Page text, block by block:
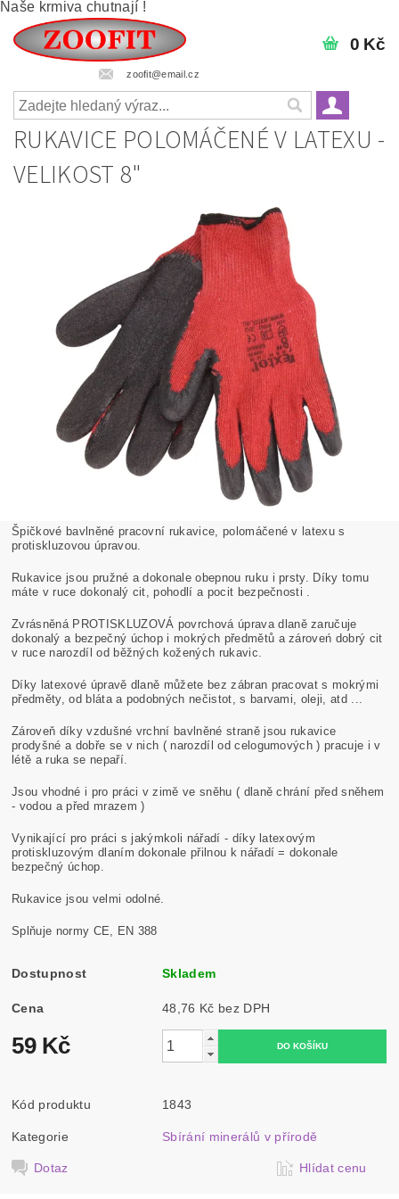
Naše krmiva chutnají !
zoofit@email.cz
0 Kč
RUKAVICE POLOMÁČENÉ V LATEXU -
VELIKOST 8"
Špičkové bavlněné pracovní rukavice, polomáčené v latexu s
protiskluzovou úpravou.
Rukavice jsou pružné a dokonale obepnou ruku i prsty. Díky tomu
máte v ruce dokonalý cit, pohodlí a pocit bezpečnosti .
Zvrásněná PROTISKLUZOVÁ povrchová úprava dlaně zaručuje
dokonalý a bezpečný úchop i mokrých předmětů a zároveń dobrý cit
v ruce narozdíl od běžných kožených rukavic.
Díky latexové úpravě dlaně můžete bez zábran pracovat s mokrými
předměty, od bláta a podobných nečistot, s barvami, oleji, atd ...
Zároveň díky vzdušné vrchní bavlněné straně jsou rukavice
prodyšné a dobře se v nich ( narozdíl od celogumových ) pracuje i v
létě a ruka se nepaří.
Jsou vhodné i pro práci v zimě ve sněhu ( dlaně chrání před sněhem
- vodou a před mrazem )
Vynikající pro práci s jakýmkoli nářadí - díky latexovým
protiskluzovým dlaním dokonale přilnou k nářadí = dokonale
bezpečný úchop.
Rukavice jsou velmi odolné.
Splňuje normy CE, EN 388
Dostupnost Skladem
Cena 48,76 Kč bez DPH
59 Kč
Kód produktu 1843
Kategorie Sbírání minerálů v přírodě
Dotaz Hlídat cenu